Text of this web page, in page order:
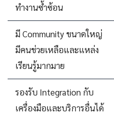
ทำงานซ้ำซ้อน
มี Community ขนาดใหญ่
มีคนช่วยเหลือและแหล่ง
เรียนรู้มากมาย
รองรับ Integration กับ
เครื่องมือและบริการอื่นได้